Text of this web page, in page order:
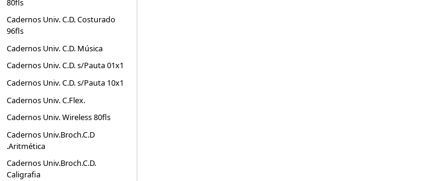
Cadernos Univ. C.D. Costurado
96fls
Cadernos Univ. C.D. Música
Cadernos Univ. C.D. s/Pauta 01x1
Cadernos Univ. C.D. s/Pauta 10x1
Cadernos Univ. C.Flex.
Cadernos Univ. Wireless 80fls
Cadernos Univ.Broch.C.D
.Aritmética
Cadernos Univ.Broch.C.D.
Caligrafia